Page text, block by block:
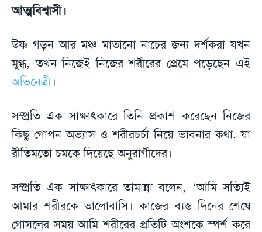
আত্মবিশ্বাসী।
উষ্ণ গড়ন আর মঞ্চ মাতানো নাচের জন্য দর্শকরা যখন
মুগ্ধ, তখন নিজেই নিজের শরীরের প্রেমে পড়েছেন এই
অভিনেত্রী।
সম্প্রতি এক সাক্ষাৎকারে তিনি প্রকাশ করেছেন নিজের
কিছু গোপন অভ্যাস ও শরীরচর্চা নিয়ে ভাবনার কথা, যা
রীতিমতো চমকে দিয়েছে অনুরাগীদের।
সম্প্রতি এক সাক্ষাৎকারে তামান্না বলেন, ‘আমি সত্যিই
আমার শরীরকে ভালোবাসি। কাজের ব্যস্ত দিনের শেষে
গোসলের সময় আমি শরীরের প্রতিটি অংশকে স্পর্শ করে